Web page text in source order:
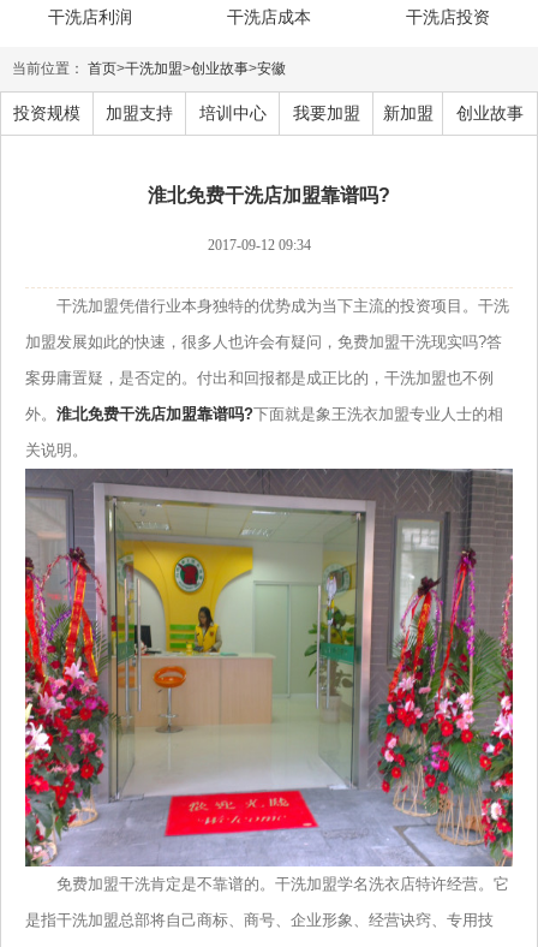
干洗店利润 干洗店成本 干洗店投资
当前位置： 首页>干洗加盟>创业故事>安徽
投资规模 加盟支持 培训中心 我要加盟 新加盟 创业故事
淮北免费干洗店加盟靠谱吗?
2017-09-12 09:34
干洗加盟凭借行业本身独特的优势成为当下主流的投资项目。干洗
加盟发展如此的快速，很多人也许会有疑问，免费加盟干洗现实吗?答
案毋庸置疑，是否定的。付出和回报都是成正比的，干洗加盟也不例
外。 淮北免费干洗店加盟靠谱吗?下面就是象王洗衣加盟专业人士的相
关说明。
免费加盟干洗肯定是不靠谱的。干洗加盟学名洗衣店特许经营。它
是指干洗加盟总部将自己商标、商号、企业形象、经营诀窍、专用技